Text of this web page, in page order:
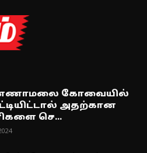
கோவையில்
அதற்கான
செ...